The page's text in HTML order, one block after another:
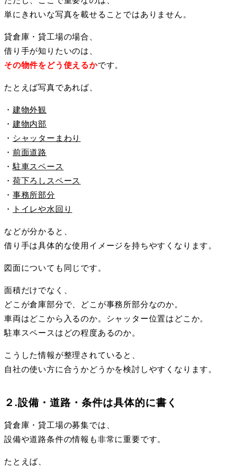
単にきれいな写真を載せることではありません。
貸倉庫・貸工場の場合、
借り手が知りたいのは、
その物件をどう使えるかです。
たとえば写真であれば、
・ 建物外観
・ 建物内部
・ シャッターまわり
・ 前面道路
・ 駐車スペース
・ 荷下ろしスペース
・ 事務所部分
・
トイレや水回り
などが分かると、
借り手は具体的な使用イメージを持ちやすくなります。
図面についても同じです。
面積だけでなく、
どこが倉庫部分で、どこが事務所部分なのか。
車両はどこから入るのか。シャッター位置はどこか。
駐車スペースはどの程度あるのか。
こうした情報が整理されていると、
自社の使い方に合うかどうかを検討しやすくなります。
２.設備・道路・条件は具体的に書く
貸倉庫・貸工場の募集では、
設備や道路条件の情報も非常に重要です。
たとえば、